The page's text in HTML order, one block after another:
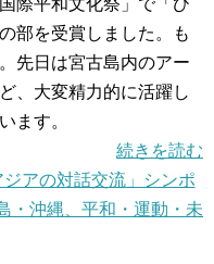
際平和文化祭」で「ひ
部を受賞しました。も
先日は宮古島内のアー
、大変精力的に活躍し
ます。
続きを読む
ジアの対話交流」シンポ
・沖縄、平和・運動・未